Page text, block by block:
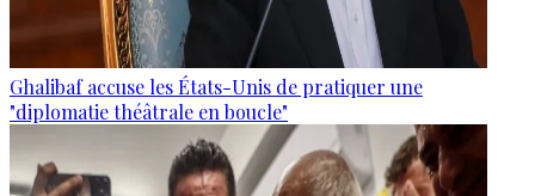
Ghalibaf accuse les États-Unis de pratiquer une
"diplomatie théâtrale en boucle"